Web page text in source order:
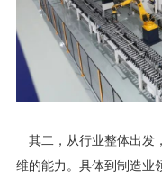
其二，从行业整体出发
维的能力。具体到制造业